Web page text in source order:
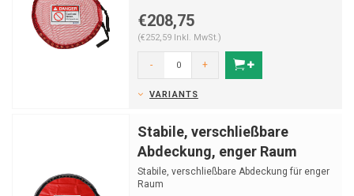
€208,75
(€252,59 Inkl. MwSt.)
- +
VARIANTS
Stabile, verschließbare
Abdeckung, enger Raum
Stabile, verschließbare Abdeckung für enger
Raum